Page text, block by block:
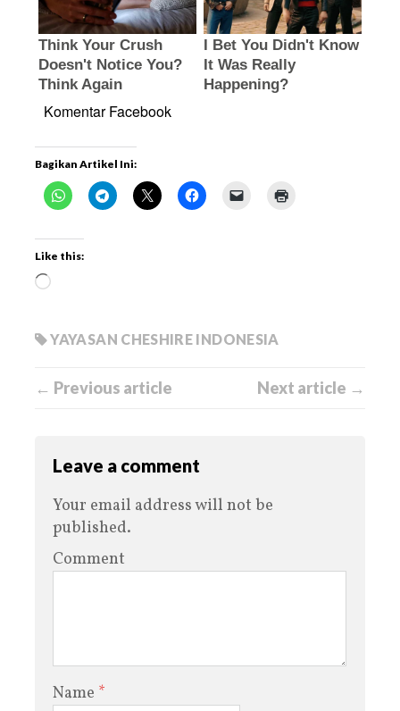
Komentar Facebook
Bagikan Artikel Ini:
Like this:
YAYASAN CHESHIRE INDONESIA
← Previous article Next article →
Leave a comment
Your email address will not be
published.
Comment
Name *